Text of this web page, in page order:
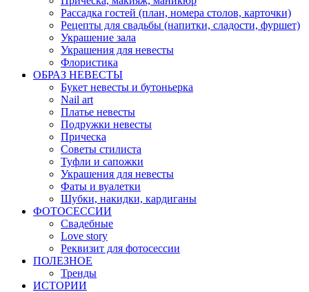
Рассадка гостей (план, номера столов, карточки)
Рецепты для свадьбы (напитки, сладости, фуршет)
Украшение зала
Украшения для невесты
Флористика
ОБРАЗ НЕВЕСТЫ
Букет невесты и бутоньерка
Nail art
Платье невесты
Подружки невесты
Прическа
Советы стилиста
Туфли и сапожки
Украшения для невесты
Фаты и вуалетки
Шубки, накидки, кардиганы
ФОТОСЕССИИ
Свадебные
Love story
Реквизит для фотосессии
ПОЛЕЗНОЕ
Тренды
ИСТОРИИ